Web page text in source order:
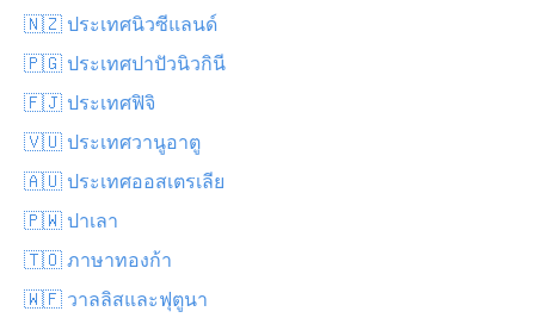
🇳🇿 ประเทศนิวซีแลนด์
🇵🇬 ประเทศปาปัวนิวกินี
🇫🇯 ประเทศฟิจิ
🇻🇺 ประเทศวานูอาตู
🇦🇺 ประเทศออสเตรเลีย
🇵🇼 ปาเลา
🇹🇴 ภาษาทองก้า
🇼🇫 วาลลิสและฟุตูนา